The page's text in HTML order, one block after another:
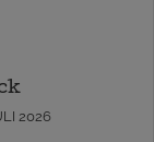
2026